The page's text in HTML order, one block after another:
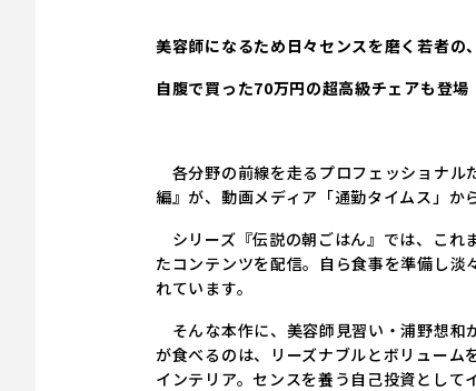
美容師になるため日々センスを磨く若者の
自腹で買った70万円の超高級チェアも登場
各分野の前線を走るプロフェッショナル
編』が、動画メディア「通勤タイムス」か
シリーズ『伝説の朝ごはん』では、これ
たコンテンツを配信。自ら食事を準備し
れています。
そんな本作に、美容師見習い・浦野想和
が食べるのは、リーズナブルとボリューム
インテリア。センスを養う自己投資とし